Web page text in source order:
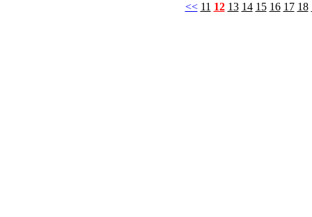
<< 11 12 13 14 15 16 17 18